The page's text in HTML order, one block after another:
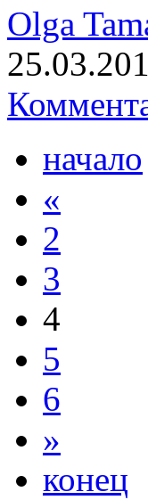
Olga
начало
«
2
3
4
5
6
»
конец